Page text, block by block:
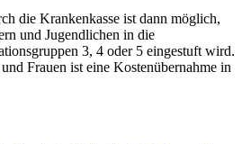
die Krankenkasse ist dann möglich,
und Jugendlichen in die
3, 4 oder 5 eingestuft wird.
Frauen ist eine Kostenübernahme in